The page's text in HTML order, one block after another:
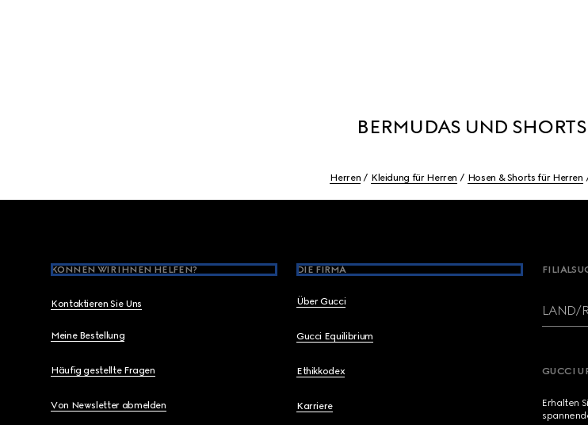
BERMUDAS UND
Herren Kleidung für Herren Hosen & Shorts für Herren
KÖNNEN WIR IHNEN HELFEN?
Kontaktieren Sie Uns
Meine Bestellung
Häufig gestellte Fragen
Von Newsletter abmelden
DIE FIRMA
Über Gucci
Gucci Equilibrium
Ethikkodex
Karriere
LAND/
GUCCI
Erhalten